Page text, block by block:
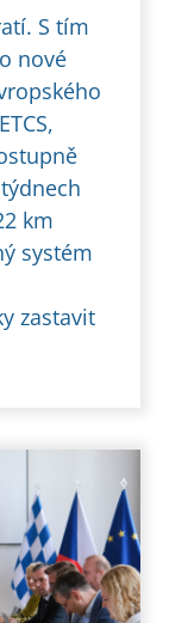
S tím
nové
km
systém
zastavit